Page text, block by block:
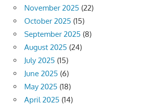
November 2025 (22)
October 2025 (15)
September 2025 (8)
August 2025 (24)
July 2025 (15)
June 2025 (6)
May 2025 (18)
April 2025 (14)